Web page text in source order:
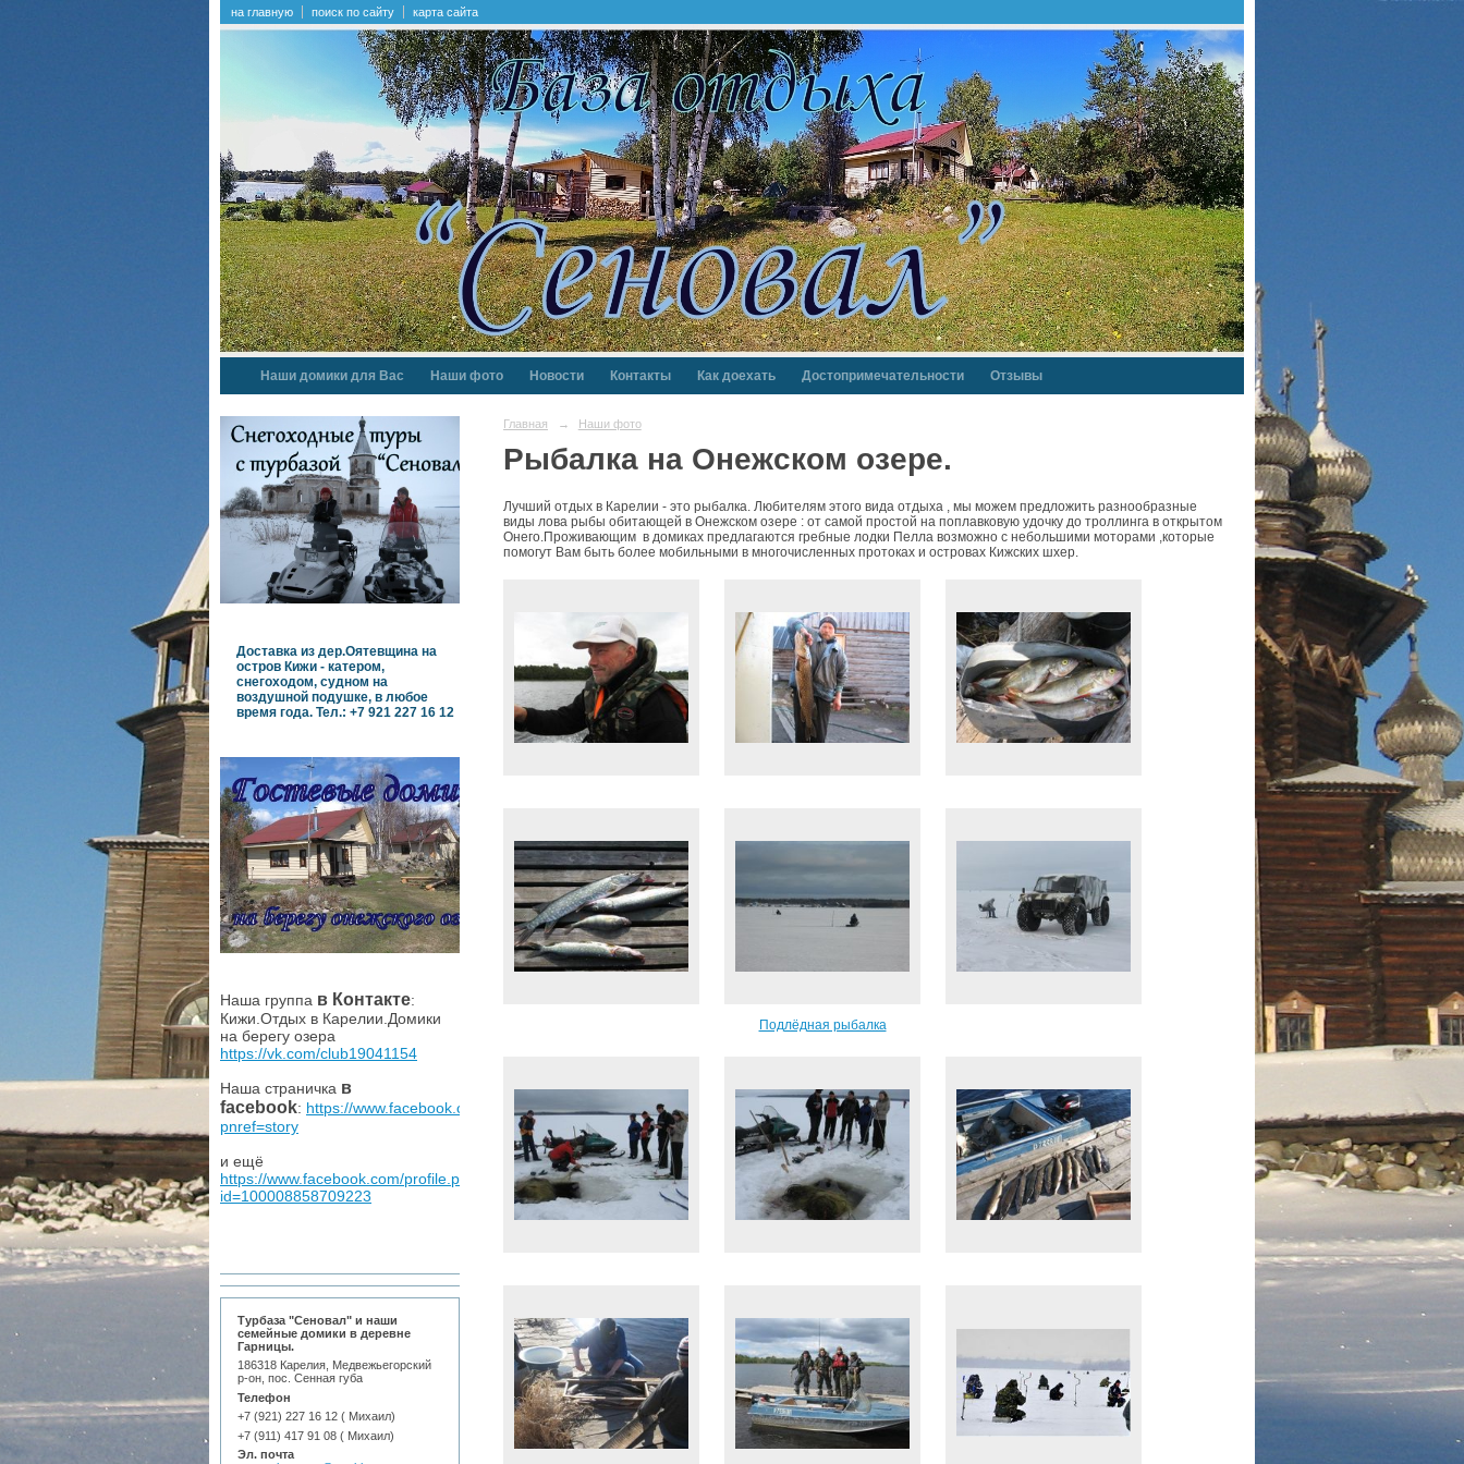
на главную поиск по сайту карта сайта
Наши домики для Вас Наши фото Новости Контакты Как доехать Достопримечательности Отзывы
Доставка из дер.Оятевщина на
остров Кижи - катером,
снегоходом, судном на
воздушной подушке, в любое
время года. Тел.: +7 921 227 16 12
Наша группа в Контакте:
Кижи.Отдых в Карелии.Домики
на берегу озера
https://vk.com/club19041154
Наша страничка в
facebook: https://www.facebook.com/senovaltour.ru/?
pnref=story
и ещё
https://www.facebook.com/profile.php?
id=100008858709223
Турбаза "Сеновал" и наши
семейные домики в деревне
Гарницы.
186318 Карелия, Медвежьегорский
р-он, пос. Сенная губа
Телефон
+7 (921) 227 16 12 ( Михаил)
+7 (911) 417 91 08 ( Михаил)
Эл. почта
Главная → Наши фото
Рыбалка на Онежском озере.
Лучший отдых в Карелии - это рыбалка. Любителям этого вида отдыха , мы можем предложить разнообразные
виды лова рыбы обитающей в Онежском озере : от самой простой на поплавковую удочку до троллинга в открытом
Онего.Проживающим в домиках предлагаются гребные лодки Пелла возможно с небольшими моторами ,которые
помогут Вам быть более мобильными в многочисленных протоках и островах Кижских шхер.
Подлёдная рыбалка